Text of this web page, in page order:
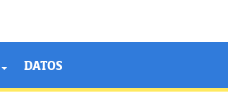
DATOS